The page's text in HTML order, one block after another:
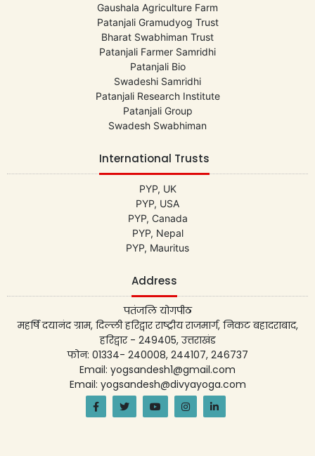
Gaushala Agriculture Farm
Patanjali Gramudyog Trust
Bharat Swabhiman Trust
Patanjali Farmer Samridhi
Patanjali Bio
Swadeshi Samridhi
Patanjali Research Institute
Patanjali Group
Swadesh Swabhiman
International Trusts
PYP, UK
PYP, USA
PYP, Canada
PYP, Nepal
PYP, Mauritus
Address
पतंजलि योगपीठ
महर्षि दयानंद ग्राम, दिल्ली हरिद्वार राष्ट्रीय राजमार्ग, निकट बहादराबाद,
हरिद्वार - 249405, उत्तराखंड
फोन: 01334- 240008, 244107, 246737
Email: yogsandesh1@gmail.com
Email: yogsandesh@divyayoga.com